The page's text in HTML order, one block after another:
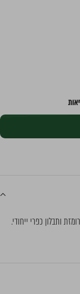
ותבלון כפרי ייחודי.